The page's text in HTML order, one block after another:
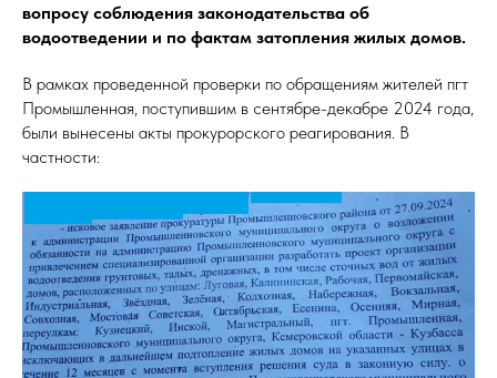
вопросу соблюдения законодательства об
водоотведении и по фактам затопления жилых домов.
В рамках проведенной проверки по обращениям жителей пгт
Промышленная, поступившим в сентябре-декабре 2024 года,
были вынесены акты прокурорского реагирования. В
частности: